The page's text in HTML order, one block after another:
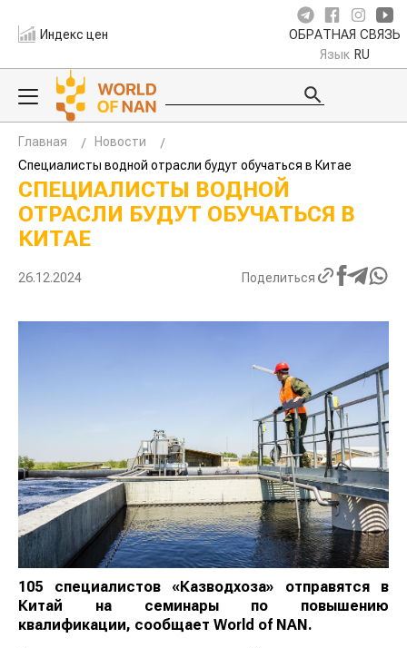
Индекс цен ОБРАТНАЯ СВЯЗЬ
Язык RU
Главная
Новости
Специалисты водной отрасли будут обучаться в Китае
СПЕЦИАЛИСТЫ ВОДНОЙ
ОТРАСЛИ БУДУТ ОБУЧАТЬСЯ В
КИТАЕ
26.12.2024 Поделиться
105 специалистов «Казводхоза» отправятся в
Китай на семинары по повышению
квалификации, сообщаетWorld of NAN.